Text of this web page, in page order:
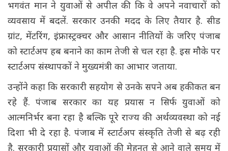
भगवंत मान ने युवाओं से अपील की कि वे अपने नवाचारों को
व्यवसाय में बदलें. सरकार उनकी मदद के लिए तैयार है. सीड
ग्रांट, मेंटरिंग, इंफ्रास्ट्रक्चर और आसान नीतियों के जरिए पंजाब
को स्टार्टअप हब बनाने का काम तेजी से चल रहा है. इस मौके पर
स्टार्टअप संस्थापकों ने मुख्यमंत्री का आभार जताया.
उन्होंने कहा कि सरकारी सहयोग से उनके सपने अब हकीकत बन
रहे हैं. पंजाब सरकार का यह प्रयास न सिर्फ युवाओं को
आत्मनिर्भर बना रहा है बल्कि पूरे राज्य की अर्थव्यवस्था को नई
दिशा भी दे रहा है. पंजाब में स्टार्टअप संस्कृति तेजी से बढ़ रही